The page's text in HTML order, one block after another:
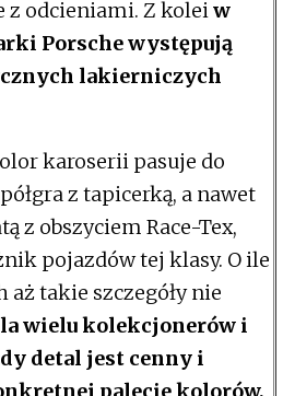
odcieniami. Z koleiw
Porsche występują
lakierniczych
karoserii pasuje do
z tapicerką, a nawet
z obszyciem Race-Tex,
pojazdów tej klasy. O ile
takie szczegóły nie
wielu kolekcjonerów i
detal jest cenny i